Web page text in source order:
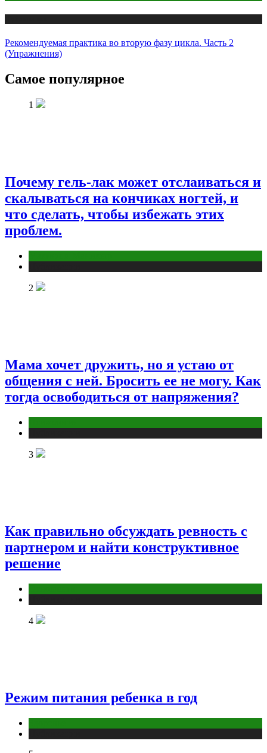
Рекомендуемая практика во вторую фазу цикла. Часть 2
(Упражнения)
Самое популярное
1
Почему гель-лак может отслаиваться и
скалываться на кончиках ногтей, и
что сделать, чтобы избежать этих
проблем.
2
Мама хочет дружить, но я устаю от
общения с ней. Бросить ее не могу. Как
тогда освободиться от напряжения?
3
Как правильно обсуждать ревность с
партнером и найти конструктивное
решение
4
Режим питания ребенка в год